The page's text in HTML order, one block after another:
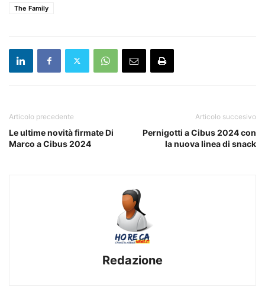
The Family
Articolo precedente
Le ultime novità firmate Di
Marco a Cibus 2024
Articolo succesivo
Pernigotti a Cibus 2024 con
la nuova linea di snack
Redazione